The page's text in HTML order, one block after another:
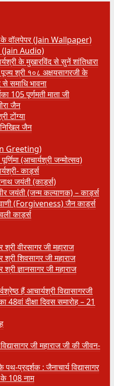
के वॉलपेपर (Jain Wallpaper)
Audio)
के मुखारविंद से सुनें शांतिधारा
श्री १०८ अक्षयसागरजी के
से समाधि भावना
105 पूर्णमती माता जी
जैन
टोंग्या
जैन
Greeting)
(आचार्यश्री जन्मोत्सव)
कार्ड्स
जयंती (कार्ड्स)
जयंती (जन्म कल्याणक) – कार्ड्स
(Forgiveness) जैन कार्ड्स
कार्ड्स
श्री वीरसागर जी महाराज
श्री शिवसागर जी महाराज
श्री ज्ञानसागर जी महाराज
हैं आचार्यश्री विद्यासागरजी
48वां दीक्षा दिवस समारोह – 21
जी महाराज जी की जीवन-
पथ-प्रदर्शक : जैनाचार्य विद्यासागर
के 108 नाम